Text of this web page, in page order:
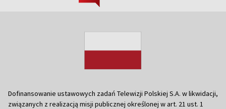
Dofinansowanie ustawowych zadań Telewizji Polskiej S.A. w likwidacji,
związanych z realizacją misji publicznej określonej w art. 21 ust. 1